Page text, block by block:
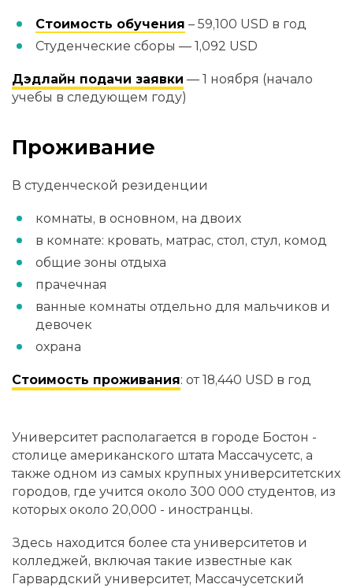
Стоимость обучения – 59,100 USD в год
Студенческие сборы — 1,092 USD
Дэдлайн подачи заявки — 1 ноября (начало
учебы в следующем году)
Проживание
В студенческой резиденции
комнаты, в основном, на двоих
в комнате: кровать, матрас, стол, стул, комод
общие зоны отдыха
прачечная
ванные комнаты отдельно для мальчиков и
девочек
охрана
Стоимость проживания: от 18,440 USD в год
Университет располагается в городе Бостон -
столице американского штата Массачусетс, а
также одном из самых крупных университетских
городов, где учится около 300 000 студентов, из
которых около 20,000 - иностранцы.
Здесь находится более ста университетов и
колледжей, включая такие известные как
Гарвардский университет, Массачусетский